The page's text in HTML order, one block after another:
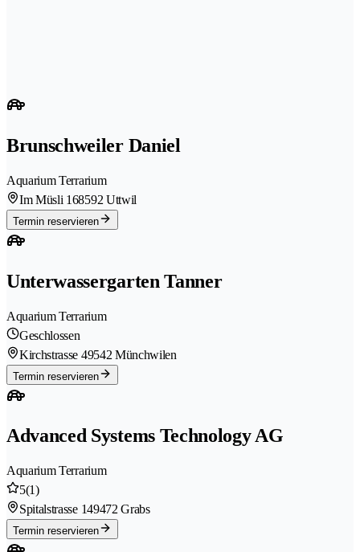
Brunschweiler Daniel
Aquarium Terrarium
Im Müsli 168592 Uttwil
Termin reservieren
Unterwassergarten Tanner
Aquarium Terrarium
Geschlossen
Kirchstrasse 49542 Münchwilen
Termin reservieren
Advanced Systems Technology AG
Aquarium Terrarium
5(1)
Spitalstrasse 149472 Grabs
Termin reservieren